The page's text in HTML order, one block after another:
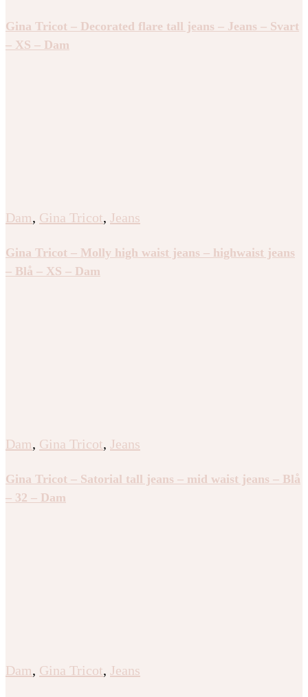
Gina Tricot – Decorated flare tall jeans – Jeans – Svart
– XS – Dam
Dam, Gina Tricot, Jeans
Gina Tricot – Molly high waist jeans – highwaist jeans
– Blå – XS – Dam
Dam, Gina Tricot, Jeans
Gina Tricot – Satorial tall jeans – mid waist jeans – Blå
– 32 – Dam
Dam, Gina Tricot, Jeans